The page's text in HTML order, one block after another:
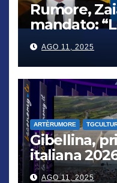
Rumore,
mandato:
cittadini,
verrà punito”
AGO 11, 2025
ARTÈRUMORE
Gibellina,
italiana
AGO 11, 2025